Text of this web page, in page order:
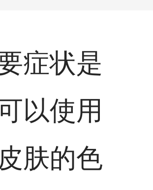
症状是
以使用
肤的色